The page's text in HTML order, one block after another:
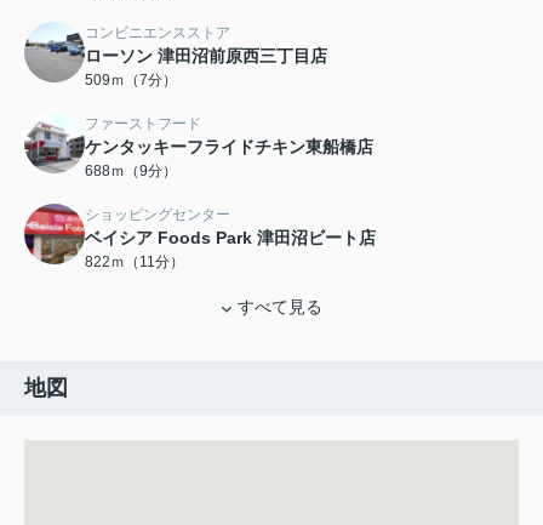
コンビニエンスストア
ローソン 津田沼前原西三丁目店
509ｍ（7分）
ファーストフード
ケンタッキーフライドチキン東船橋店
688ｍ（9分）
ショッピングセンター
ベイシア Foods Park 津田沼ビート店
822ｍ（11分）
すべて見る
地図